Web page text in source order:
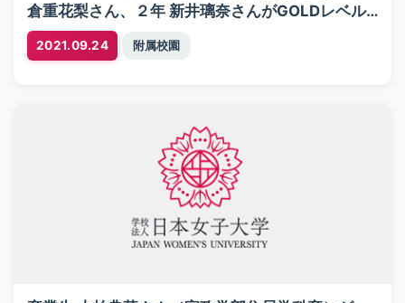
倉重花梨さん、２年 新井璃奈さんがGOLDレベル
を受賞
2021.09.24 附属校園